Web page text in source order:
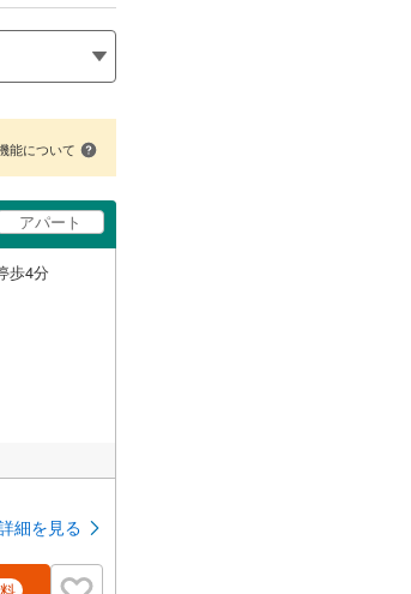
能について
アパート
歩4分
細を見る